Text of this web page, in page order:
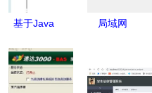
基于Java
宜居家居用
品网设计与
局域网
指南 为何